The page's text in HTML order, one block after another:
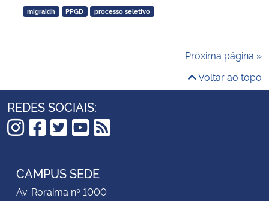
migraidh
PPGD processo seletivo
Próxima página »
Voltar ao topo
REDES SOCIAIS:
Instagram
Facebook
Twitter
YouTube
RSS
CAMPUS SEDE
Av. Roraima nº 1000